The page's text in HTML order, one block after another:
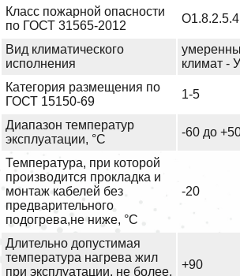
Класс пожарной опасности
по ГОСТ 31565-2012
О1.8.2.5.4
Вид климатического
исполнения
климат -
Категория размещения по
ГОСТ 15150-69
1-5
Диапазон температур
эксплуатации, °С
-60 до
Температура, при которой
производится прокладка и
монтаж кабелей без
предварительного
подогрева,не ниже, °С
-20
Длительно допустимая
температура нагрева жил
при эксплуатации, не более,
+90